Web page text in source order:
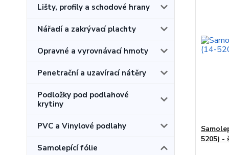
Lišty, profily a schodové hrany
Nářadí a zakrývací plachty
Opravné a vyrovnávací hmoty
Penetrační a uzavírací nátěry
Podložky pod podlahové
krytiny
PVC a Vinylové podlahy
Samolepící fólie
5205) -